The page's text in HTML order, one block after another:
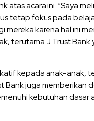
atas acara ini. “Saya
tetap fokus pada
karena hal ini
terutama J Trust
kepada anak-anak,
Bank juga memberikan
kebutuhan dasar